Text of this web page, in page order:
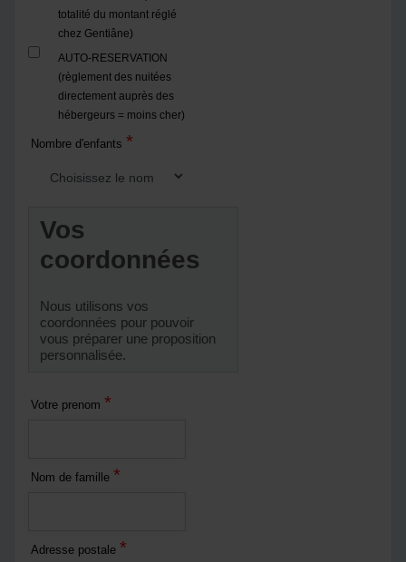
totalité du montant réglé
chez Gentiâne)
AUTO-RESERVATION
(règlement des nuitées
directement auprès des
hébergeurs = moins cher)
Nombre d'enfants *
Vos
coordonnées
Nous utilisons vos
coordonnées pour pouvoir
vous préparer une proposition
personnalisée.
Votre prenom *
Nom de famille *
Adresse postale *